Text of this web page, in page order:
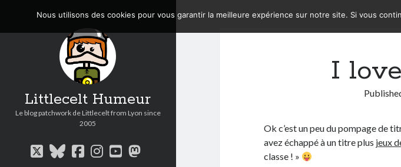
Littlecelt Humeur
Le blog patchwork de Littlecelt from Lyon since
2005
twitterbluesky
facebook
instagram
youtube
mastodon
I
Ok c’est un peu du pompage de
avez échappé à un titre plus jeux
classe ! »
Nous utilisons des cookies pour vous garantir la meilleure expérience sur notre site. Si vous